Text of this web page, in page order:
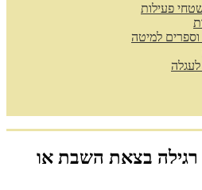
פעילות
וספרים למיטה
רגילה בצאת השבת או